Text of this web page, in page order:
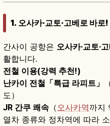
1. 오사카·교토·고베로 바로
간사이 공항은 오사카·교토·
활합니다.
전철 이용(강력 추천!)
난카이 전철「특급 라피트」
도）
JR 간쿠 쾌속 （오사카역까지
열차 종류와 정차역에 따라